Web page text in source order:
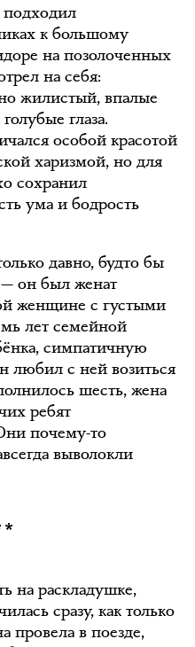
подходил
к большому
на позолоченных
на себя:
жилистый, впалые
глаза.
особой красотой
харизмой, но для
сохранил
ума и бодрость
давно, будто бы
— он был женат
женщине с густыми
лет семейной
симпатичную
любил с ней возиться
шесть, жена
ребят
почему-то
выволокли
на раскладушке,
сразу, как только
провела в поезде,